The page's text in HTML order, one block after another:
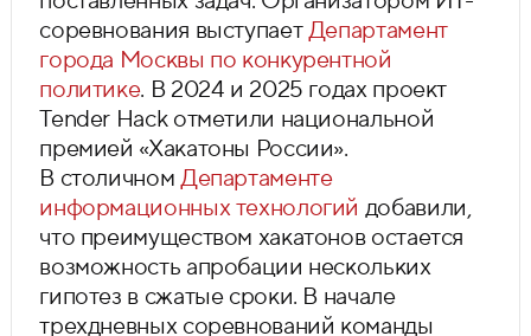
соревнования выступаетДепартамент
города Москвы по конкурентной
политике. В 2024 и 2025 годах проект
Tender Hack отметили национальной
премией «Хакатоны России».
В столичном Департаменте
информационных технологий добавили,
что преимуществом хакатонов остается
возможность апробации нескольких
гипотез в сжатые сроки. В начале
трехдневных соревнований команды